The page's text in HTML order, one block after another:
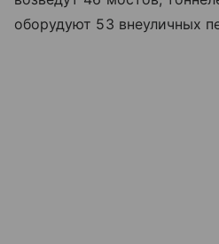
оборудуют 53 внеуличных